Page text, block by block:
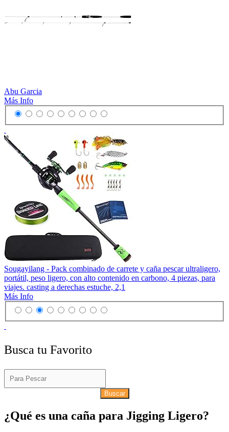
Abu Garcia
Más Info
Sougayilang - Pack combinado de carrete y caña pescar ultraligero,
portátil, peso ligero, con alto contenido en carbono, 4 piezas, para
viajes. casting a derechas estuche, 2,1
Más Info
Busca tu Favorito
Buscar
¿Qué es una caña para Jigging Ligero?